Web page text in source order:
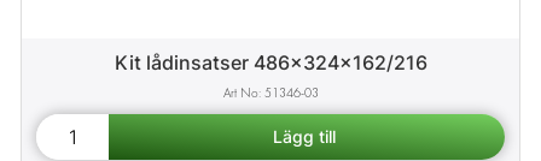
Kit lådinsatser 486x324x162/216
51346-03